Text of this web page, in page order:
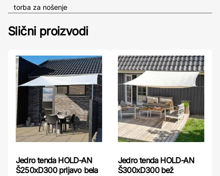
torba za nošenje
Slični proizvodi
Jedro tenda HOLD-AN
Š250xD300 prljavo bela
Jedro tenda HOLD-AN
Š300xD300 bež